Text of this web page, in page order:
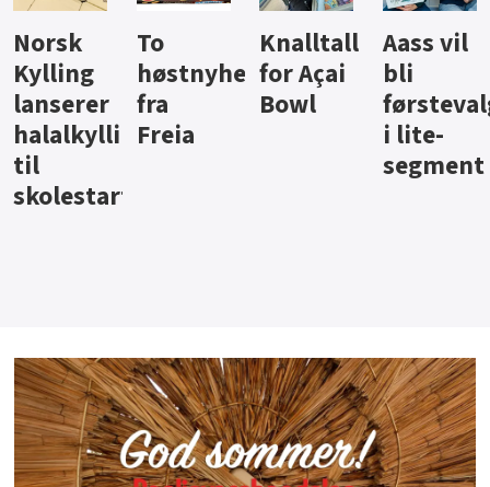
Knalltall
for Açai
Bowl
Aass vil
bli
førstevalg
i lite-
Brus og
jus fra
Berentsen
Hard
iste fra
Hansa